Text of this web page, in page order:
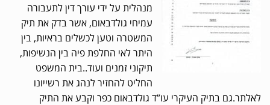
מנהלית על ידי עורך דין לתעבורה
עמיחי גולדבאום, אשר בדק את תיק
המשטרה וטען לכשלים בראיות, בין
היתר לאי החלפת פיה בין הנשיפות,
תיקוני זמנים ועוד..בית המשפט
החליט להחזיר לנהג את רשייונו
לאלתר.גם בתיק העיקרי עו”ד גולדבאום כפר וקבע את התיק